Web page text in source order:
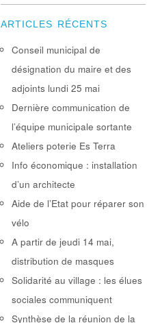
ARTICLES RÉCENTS
Conseil municipal de
désignation du maire et des
adjoints lundi 25 mai
Dernière communication de
l’équipe municipale sortante
Ateliers poterie Es Terra
Info économique : installation
d’un architecte
Aide de l’Etat pour réparer son
vélo
A partir de jeudi 14 mai,
distribution de masques
Solidarité au village : les élues
sociales communiquent
Synthèse de la réunion de la